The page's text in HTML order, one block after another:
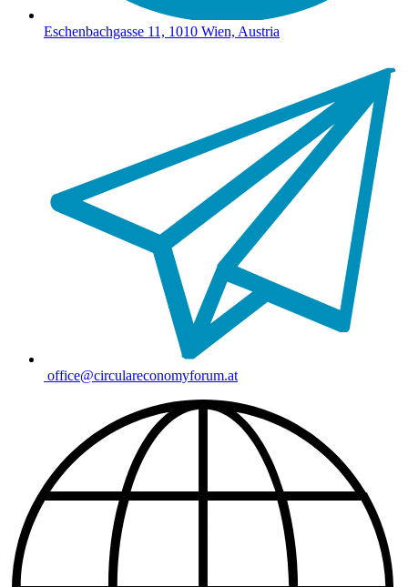
Eschenbachgasse 11, 1010 Wien, Austria
office@circulareconomyforum.at